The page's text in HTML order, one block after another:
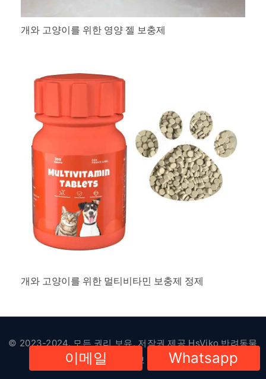
개와 고양이를 위한 영양 젤 보충제
개와 고양이를 위한 멀티비타민 보충제 정제
이메일 Whatsapp
© 2023-2024. 모든 권리 보유. 저작권 제공HsViko 반려동물
용품| 개인정보 보호정책